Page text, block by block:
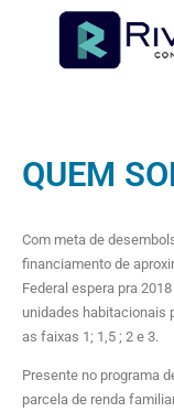
QUEM
Com meta de
financiamento de
Federal espera pra
unidades habitacionais
as faixas 1; 1,5 ; 2 e 3.
Presente no programa
parcela de renda